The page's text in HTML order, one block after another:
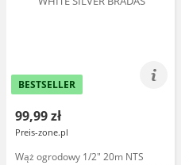
BESTSELLER
99,99 zł
Preis-zone.pl
Wąż ogrodowy 1/2" 20m NTS